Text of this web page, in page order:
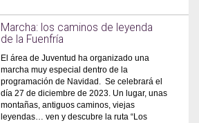
Marcha: los caminos de leyenda
de la Fuenfría
El área de Juventud ha organizado una
marcha muy especial dentro de la
programación de Navidad. Se celebrará el
día 27 de diciembre de 2023. Un lugar, unas
montañas, antiguos caminos, viejas
leyendas… ven y descubre la ruta “Los